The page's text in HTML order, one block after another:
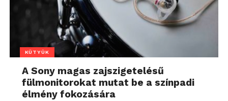
KÜTYÜK
A Sony magas zajszigetelésű
fülmonitorokat mutat be a színpadi
élmény fokozására